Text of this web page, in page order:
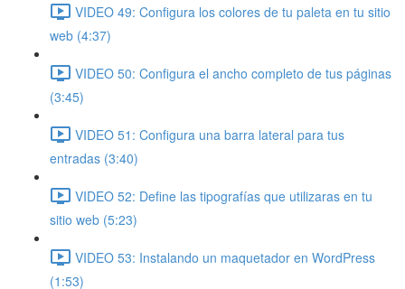
VIDEO 49: Configura los colores de tu paleta en tu sitio
web (4:37)
VIDEO 50: Configura el ancho completo de tus páginas
(3:45)
VIDEO 51: Configura una barra lateral para tus
entradas (3:40)
VIDEO 52: Define las tipografías que utilizaras en tu
sitio web (5:23)
VIDEO 53: Instalando un maquetador en WordPress
(1:53)